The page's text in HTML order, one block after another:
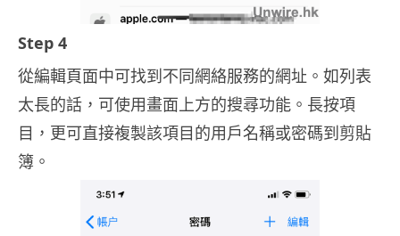
Step 4
從編輯頁面中可找到不同網絡服務的網址。如列表
太長的話，可使用畫面上方的搜尋功能。長按項
目，更可直接複製該項目的用戶名稱或密碼到剪貼
簿。